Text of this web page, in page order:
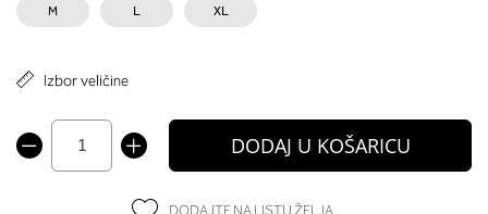
M L XL
Izbor veličine
DODAJ U KOŠARICU
DODAJTE NA LISTU ŽELJA